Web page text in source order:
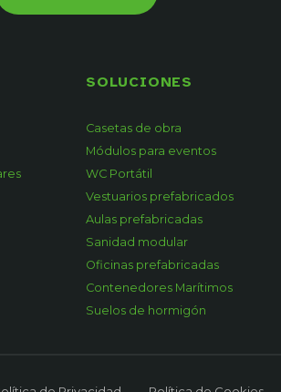
SOLUCIONES
Casetas de obra
Módulos para eventos
WC Portátil
Vestuarios prefabricados
Aulas prefabricadas
Sanidad modular
Oficinas prefabricadas
Contenedores Marítimos
Suelos de hormigón